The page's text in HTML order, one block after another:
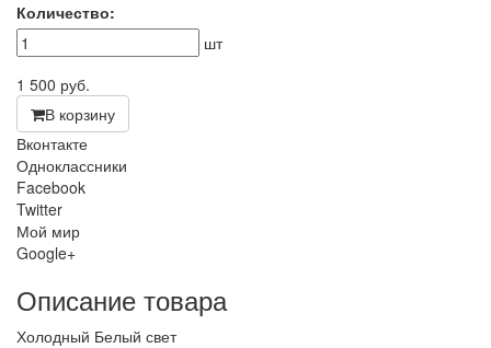
Количество:
шт
1 500 руб.
В корзину
Вконтакте
Одноклассники
Facebook
Twitter
Мой мир
Google+
Описание товара
Холодный Белый свет